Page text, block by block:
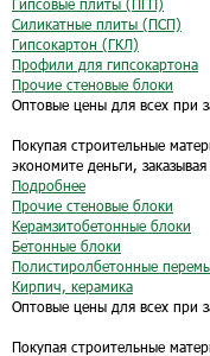
Гипсовые плиты (ПГП)
Силикатные плиты (ПСП)
Гипсокартон (ГКЛ)
Профили для гипсокартона
Прочие стеновые блоки
Оптовые цены для всех при
Покупая строительные
экономите деньги,
Подробнее
Прочие стеновые блоки
Керамзитобетонные блоки
Бетонные блоки
Полистиролбетонные
Кирпич, керамика
Оптовые цены для всех при
Покупая строительные